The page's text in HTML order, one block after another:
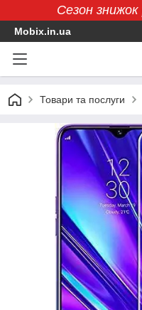
Сезон
Mobix.in.ua
Товари та послуги